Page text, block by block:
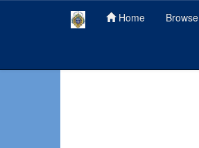
navigation
Home Browse